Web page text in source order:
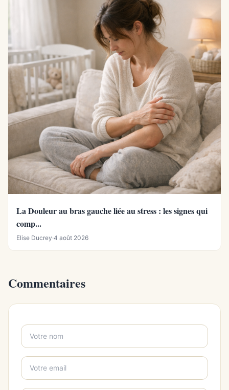
La Douleur au bras gauche liée au stress : les signes qui
comp...
Elise Ducrey·4 août 2026
Commentaires